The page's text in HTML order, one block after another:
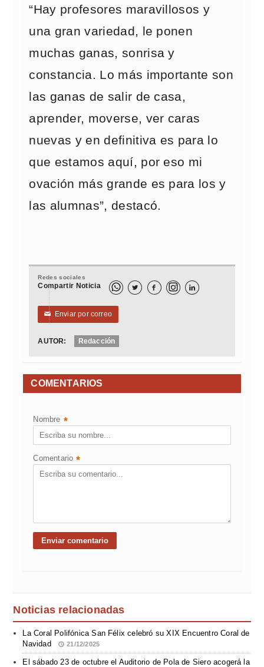
“Hay profesores maravillosos y
una gran variedad, le ponen
muchas ganas, sonrisa y
constancia. Lo más importante son
las ganas de salir de casa,
aprender, moverse, ver caras
nuevas y en definitiva es para lo
que estamos aquí, por eso mi
ovación más grande es para los y
las alumnas”, destacó.
Redes sociales
Compartir Noticia   
✉ Enviar por correo
AUTOR: Redacción
COMENTARIOS
Nombre *
Comentario *
Noticias relacionadas
La Coral Polifónica San Félix celebró su XIX Encuentro Coral de
Navidad
21/12/2025
El sábado 23 de octubre el Auditorio de Pola de Siero acogerá la